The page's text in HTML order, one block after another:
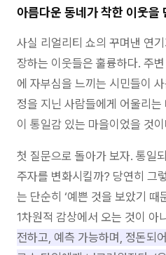
아름다운 동네가 착한 이웃을
사실 리얼리티 쇼의 꾸며낸 연
장하는 이웃들은 훌륭하다. 주
에 자부심을 느끼는 시민들이
정을 지닌 사람들에게 어울리
이 통일감 있는 마을이었을 것
첫 질문으로 돌아가 보자. 통일
주자를 변화시킬까? 당연히 그
는 단순히 ‘예쁜 것을 보았기 때
1차원적 감상에서 오는 것이 아
전하고, 예측 가능하며, 정돈되